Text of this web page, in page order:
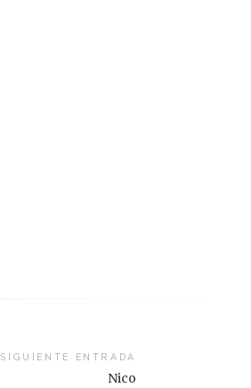
SIGUIENTE ENTRADA
Nico